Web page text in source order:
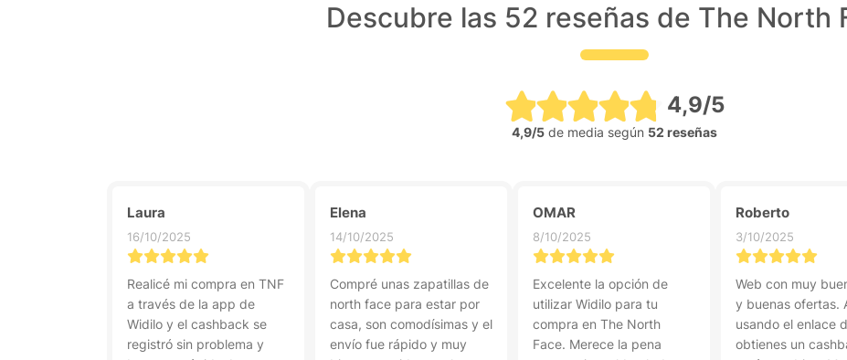
Descubre las 52 reseñas de The North
4,9/5
4,9/5de media según 52 reseñas
Laura
16/10/2025
Realicé mi compra en TNF
a través de la app de
Widilo y el cashback se
registró sin problema y
Elena
14/10/2025
Compré unas zapatillas de
north face para estar por
casa, son comodísimas y el
envío fue rápido y muy
OMAR
8/10/2025
Excelente la opción de
utilizar Widilo para tu
compra en The North
Face. Merece la pena
Roberto
3/10/2025
Web con muy
y buenas ofertas.
usando el enlace
obtienes un